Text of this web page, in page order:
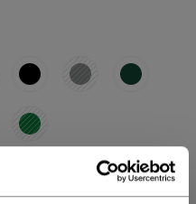
STORLEKSGUIDE